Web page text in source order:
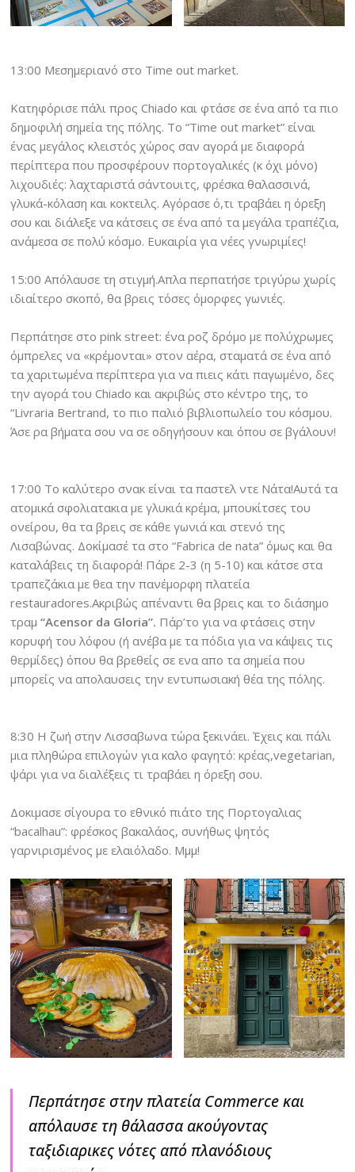
13:00 Μεσημεριανό στο Time out market.
Κατηφόρισε πάλι προς Chiado και φτάσε σε ένα από τα πιο
δημοφιλή σημεία της πóλης. Το “Time out market” είναι
ένας μεγάλος κλειστός χώρος σαν αγορά με διαφορά
περίπτερα που προσφέρουν πορτογαλικές (κ όχι μόνο)
λιχουδιές: λαχταριστά σάντουιτς, φρέσκα θαλασσινά,
γλυκά-κόλαση και κοκτειλς. Αγόρασε ό,τι τραβάει η όρεξη
σου και διάλεξε να κάτσεις σε ένα από τα μεγάλα τραπέζια,
ανάμεσα σε πολύ κόσμο. Ευκαιρία για νέες γνωριμίες!
15:00 Απόλαυσε τη στιγμή.Απλα περπατήσε τριγύρω χωρίς
ιδιαίτερο σκοπό, θα βρεις τόσες όμορφες γωνιές.
Περπάτησε στο pink street: ένα ροζ δρόμο με πολύχρωμες
όμπρελες να «κρέμονται» στον αέρα, σταματά σε ένα από
τα χαριτωμένα περίπτερα για να πιεις κάτι παγωμένο, δες
την αγορά του Chiado και ακριβώς στο κέντρο της, το
“Livraria Bertrand, το πιο παλιό βιβλιοπωλείο του κόσμου.
Άσε ρα βήματα σου να σε οδηγήσουν και όπου σε βγάλουν!
17:00 Το καλύτερο σνακ είναι τα παστελ ντε Νάτα!Αυτά τα
ατομικά σφολιατακια με γλυκιά κρέμα, μπουκίτσες του
ονείρου, θα τα βρεις σε κάθε γωνιά και στενό της
Λισαβώνας. Δοκίμασέ τα στο “Fabrica de nata” όμως και θα
καταλάβεις τη διαφορά! Πάρε 2-3 (η 5-10) και κάτσε στα
τραπεζάκια με θεα την πανέμορφη πλατεία
restauradores.Ακριβώς απέναντι θα βρεις και το διάσημο
τραμ“Acensor da Gloria”. Πάρ’το για να φτάσεις στην
κορυφή του λόφου (ή ανέβα με τα πόδια για να κάψεις τις
θερμίδες) όπου θα βρεθείς σε ενα απο τα σημεία που
μπορείς να απολαυσεις την εντυπωσιακή θέα της πόλης.
8:30 Η ζωή στην Λισσαβωνα τώρα ξεκινάει. Έχεις και πάλι
μια πληθώρα επιλογών για καλο φαγητό: κρέας,vegetarian,
ψάρι για να διαλέξεις τι τραβάει η όρεξη σου.
Δοκιμασε σίγουρα το εθνικό πιάτο της Πορτογαλιας
“bacalhau”: φρέσκος βακαλάος, συνήθως ψητός
γαρνιρισμένος με ελαιόλαδο. Μμμ!
Περπάτησε στην πλατεία Commerce και
απόλαυσε τη θάλασσα ακούγοντας
ταξιδιαρικες νότες από πλανόδιους